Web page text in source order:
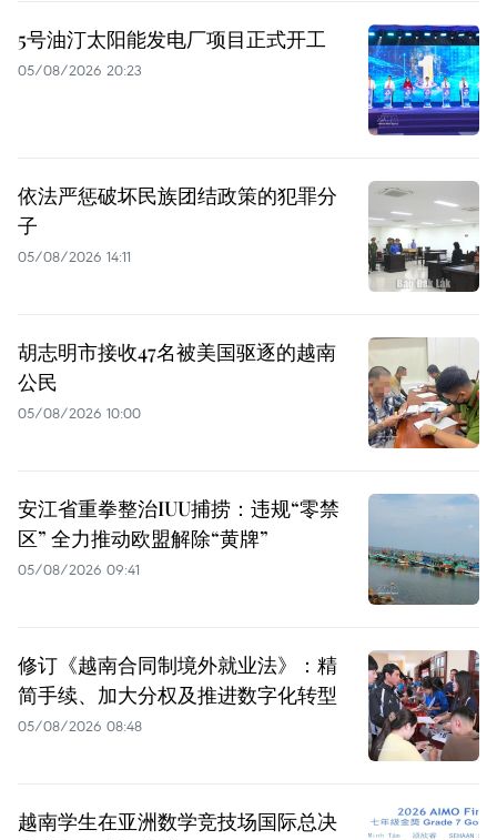
5号油汀太阳能发电厂项目正式开工
05/08/2026 20:23
依法严惩破坏民族团结政策的犯罪分
子
05/08/2026 14:11
胡志明市接收47名被美国驱逐的越南
公民
05/08/2026 10:00
安江省重拳整治IUU捕捞：违规“零禁
区” 全力推动欧盟解除“黄牌”
05/08/2026 09:41
修订《越南合同制境外就业法》：精
简手续、加大分权及推进数字化转型
05/08/2026 08:48
越南学生在亚洲数学竞技场国际总决